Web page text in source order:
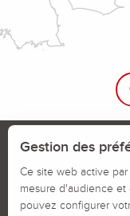
Le blog rando !
Signaler
Gestion des
Ce site web active
mesure d'audience et
pouvez configurer